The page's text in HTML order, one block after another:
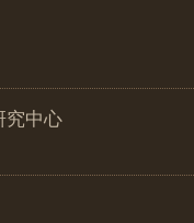
究中心